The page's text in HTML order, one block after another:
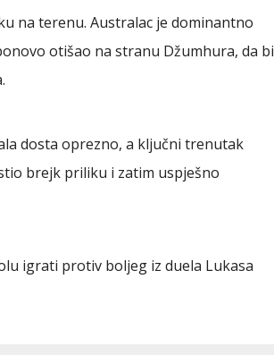
na terenu. Australac je dominantno
otišao na stranu Džumhura, da bi
dosta oprezno, a ključni trenutak
brejk priliku i zatim uspješno
igrati protiv boljeg iz duela Lukasa